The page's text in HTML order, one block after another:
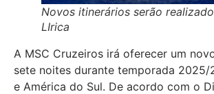
Novos itinerários serão
LIrica
A MSC Cruzeiros irá oferecer um
sete noites durante temporada 2025/
e América do Sul. De acordo com o